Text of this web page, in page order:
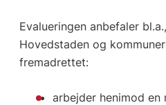
Evalueringen anbefaler
Hovedstaden og
fremadrettet:
arbejder henimod